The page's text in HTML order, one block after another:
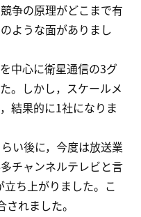
争の原理がどこまで有
ような面がありまし
中心に衛星通信の3グ
。しかし，スケールメ
結果的に1社になりま
い後に，今度は放送業
チャンネルテレビと言
ち上がりました。こ
れました。